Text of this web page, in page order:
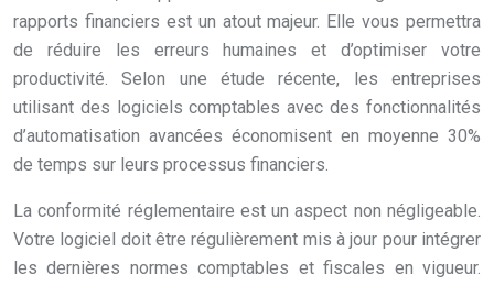
rapports financiers est un atout majeur. Elle vous permettra
de réduire les erreurs humaines et d’optimiser votre
productivité. Selon une étude récente, les entreprises
utilisant des logiciels comptables avec des fonctionnalités
d’automatisation avancées économisent en moyenne 30%
de temps sur leurs processus financiers.
La conformité réglementaire est un aspect non négligeable.
Votre logiciel doit être régulièrement mis à jour pour intégrer
les dernières normes comptables et fiscales en vigueur.